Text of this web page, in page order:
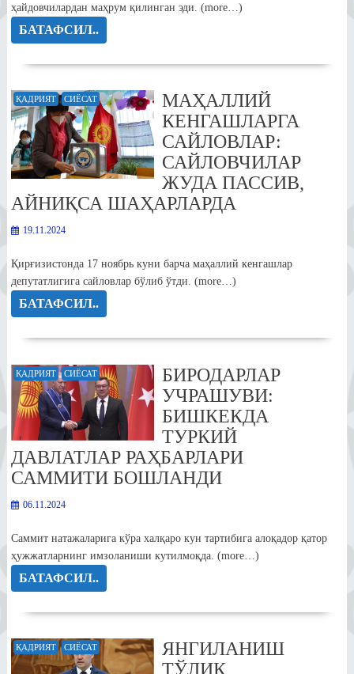
ҳайдовчилардан маҳрум қилинган эди. (more…)
БАТАФСИЛ..
ҚАДРИЯТ СИЁСАТ
МАҲАЛЛИЙ
КЕНГАШЛАРГА
САЙЛОВЛАР:
САЙЛОВЧИЛАР
ЖУДА ПАССИВ,
АЙНИҚСА ШАҲАРЛАРДА
19.11.2024
Қирғизистонда 17 ноябрь куни барча маҳаллий кенгашлар
депутатлигига сайловлар бўлиб ўтди. (more…)
БАТАФСИЛ..
ҚАДРИЯТ СИЁСАТ
БИРОДАРЛАР
УЧРАШУВИ:
БИШКЕКДА
ТУРКИЙ
ДАВЛАТЛАР РАҲБАРЛАРИ
САММИТИ БОШЛАНДИ
06.11.2024
Саммит натажаларига кўра халқаро кун тартибига алоқадор қатор
ҳужжатларнинг имзоланиши кутилмоқда. (more…)
БАТАФСИЛ..
ҚАДРИЯТ СИЁСАТ
ЯНГИЛАНИШ
ТЎЛИҚ